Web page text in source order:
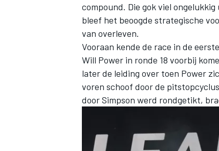
compound. Die gok viel
bleef het beoogde strategische
van overleven.
Vooraan kende de race in de
Will Power in ronde 18 voorbij
later de leiding over toen Power
voren schoof door de
door Simpson werd rondgetikt,